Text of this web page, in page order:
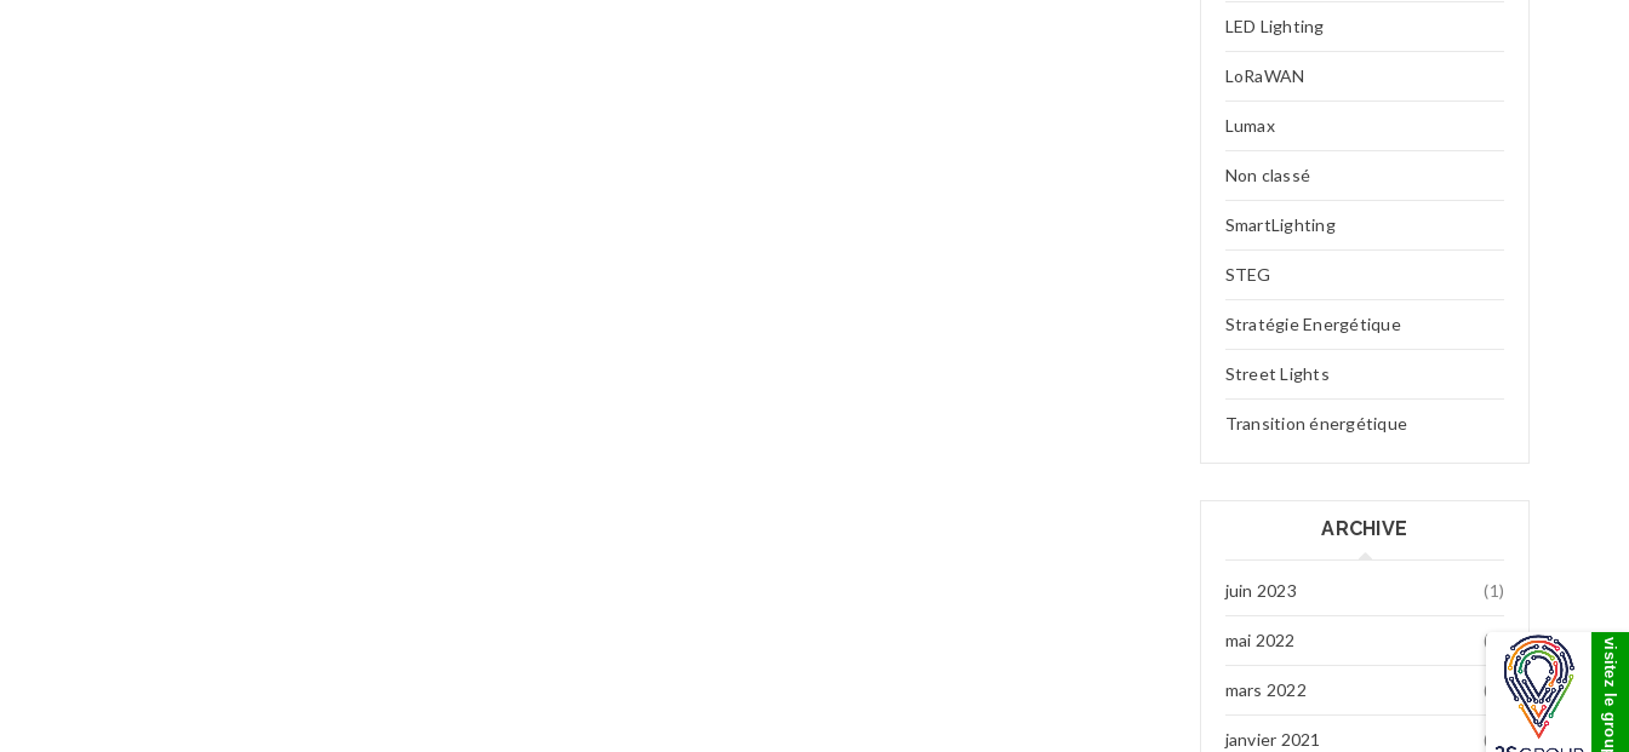
LED Lighting
LoRaWAN
Lumax
Non classé
SmartLighting
STEG
Stratégie Energétique
Street Lights
Transition énergétique
ARCHIVE
juin 2023 (1)
mai 2022 (7)
mars 2022 (1)
janvier 2021 (1) visitez le groupe